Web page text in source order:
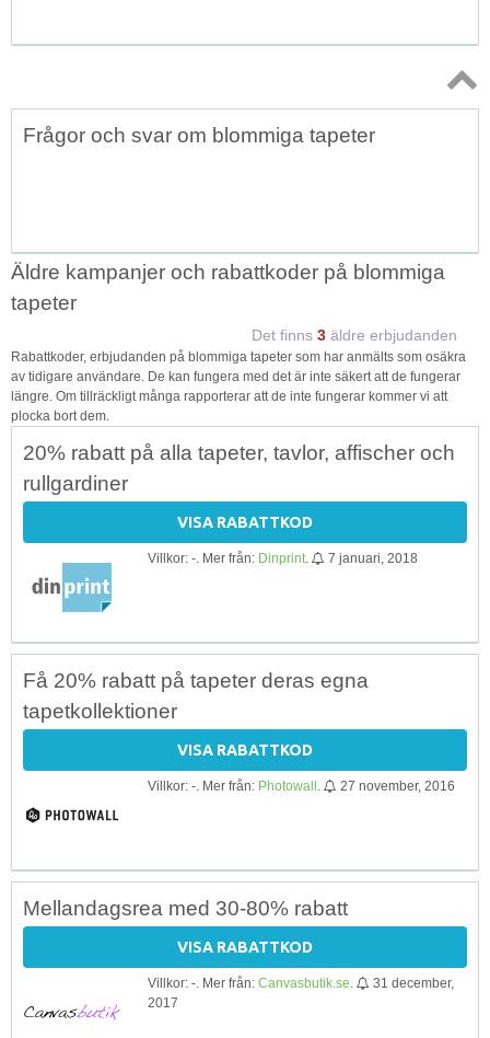
Topp
Frågor och svar om blommiga tapeter
Äldre kampanjer och rabattkoder på blommiga
tapeter
Det finns 3 äldre erbjudanden
Rabattkoder, erbjudanden på blommiga tapeter som har anmälts som osäkra
av tidigare användare. De kan fungera med det är inte säkert att de fungerar
längre. Om tillräckligt många rapporterar att de inte fungerar kommer vi att
plocka bort dem.
20% rabatt på alla tapeter, tavlor, affischer och
rullgardiner
VISA RABATTKOD
Villkor: -. Mer från: Dinprint 7 januari, 2018
Få 20% rabatt på tapeter deras egna
tapetkollektioner
VISA RABATTKOD
Villkor: -. Mer från: Photowall 27 november, 2016
Mellandagsrea med 30-80% rabatt
VISA RABATTKOD
Villkor: -. Mer från: Canvasbutik.se
31 december,
2017